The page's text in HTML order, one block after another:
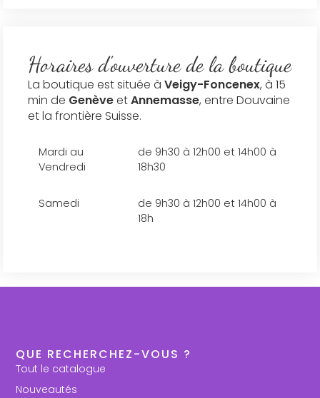
Horaires d'ouverture de la boutique
La boutique est située àVeigy-Foncenex, à 15
min de GenèveetAnnemasse, entre Douvaine
et la frontière Suisse.
Mardi au
Vendredi
de 9h30 à 12h00 et 14h00 à
18h30
Samedi
de 9h30 à 12h00 et 14h00 à
18h
QUE RECHERCHEZ-VOUS ?
Tout le catalogue
Nouveautés